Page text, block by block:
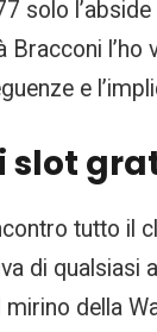
solo
Bracconi l’ho
e
slot
tutto il
di qualsiasi
mirino della